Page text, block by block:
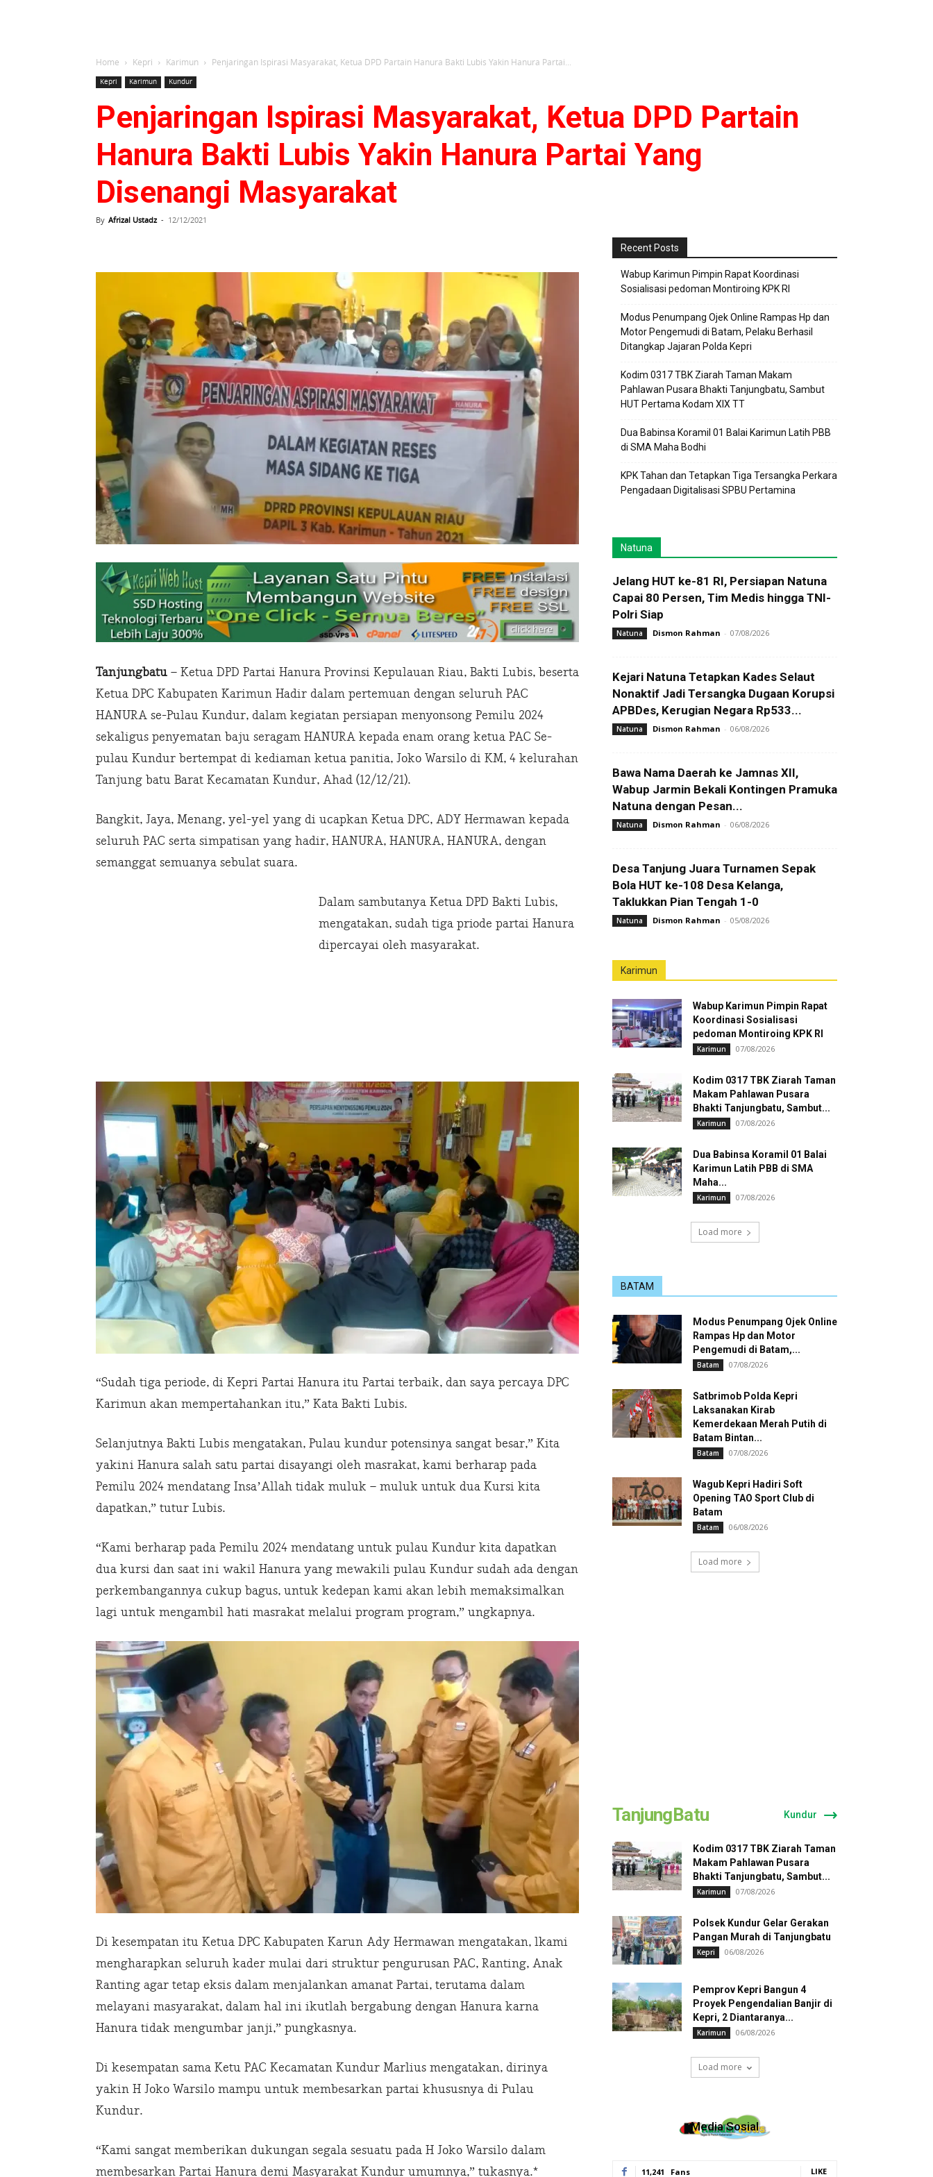
Home Kepri Karimun Penjaringan Ispirasi Masyarakat, Ketua DPD Partain Hanura Bakti Lubis Yakin Hanura Partai...
Kepri Karimun Kundur
Penjaringan Ispirasi Masyarakat, Ketua DPD Partain
Hanura Bakti Lubis Yakin Hanura Partai Yang
Disenangi Masyarakat
By Afrizal Ustadz - 12/12/2021
Tanjungbatu – Ketua DPD Partai Hanura Provinsi Kepulauan Riau, Bakti Lubis, beserta
Ketua DPC Kabupaten Karimun Hadir dalam pertemuan dengan seluruh PAC
HANURA se-Pulau Kundur, dalam kegiatan persiapan menyonsong Pemilu 2024
sekaligus penyematan baju seragam HANURA kepada enam orang ketua PAC Se-
pulau Kundur bertempat di kediaman ketua panitia, Joko Warsilo di KM, 4 kelurahan
Tanjung batu Barat Kecamatan Kundur, Ahad (12/12/21).
Bangkit, Jaya, Menang, yel-yel yang di ucapkan Ketua DPC, ADY Hermawan kepada
seluruh PAC serta simpatisan yang hadir, HANURA, HANURA, HANURA, dengan
semanggat semuanya sebulat suara.
Dalam sambutanya Ketua DPD Bakti Lubis,
mengatakan, sudah tiga priode partai Hanura
dipercayai oleh masyarakat.
“Sudah tiga periode, di Kepri Partai Hanura itu Partai terbaik, dan saya percaya DPC
Karimun akan mempertahankan itu,” Kata Bakti Lubis.
Selanjutnya Bakti Lubis mengatakan, Pulau kundur potensinya sangat besar,” Kita
yakini Hanura salah satu partai disayangi oleh masrakat, kami berharap pada
Pemilu 2024 mendatang Insa’Allah tidak muluk – muluk untuk dua Kursi kita
dapatkan,” tutur Lubis.
“Kami berharap pada Pemilu 2024 mendatang untuk pulau Kundur kita dapatkan
dua kursi dan saat ini wakil Hanura yang mewakili pulau Kundur sudah ada dengan
perkembangannya cukup bagus, untuk kedepan kami akan lebih memaksimalkan
lagi untuk mengambil hati masrakat melalui program program,” ungkapnya.
Di kesempatan itu Ketua DPC Kabupaten Karun Ady Hermawan mengatakan, lkami
mengharapkan seluruh kader mulai dari struktur pengurusan PAC, Ranting, Anak
Ranting agar tetap eksis dalam menjalankan amanat Partai, terutama dalam
melayani masyarakat, dalam hal ini ikutlah bergabung dengan Hanura karna
Hanura tidak mengumbar janji,” pungkasnya.
Di kesempatan sama Ketu PAC Kecamatan Kundur Marlius mengatakan, dirinya
yakin H Joko Warsilo mampu untuk membesarkan partai khususnya di Pulau
Kundur.
“Kami sangat memberikan dukungan segala sesuatu pada H Joko Warsilo dalam
membesarkan Partai Hanura demi Masyarakat Kundur umumnya,” tukasnya.*
Recent Posts
Wabup Karimun Pimpin Rapat Koordinasi
Sosialisasi pedoman Montiroing KPK RI
Modus Penumpang Ojek Online Rampas Hp dan
Motor Pengemudi di Batam, Pelaku Berhasil
Ditangkap Jajaran Polda Kepri
Kodim 0317 TBK Ziarah Taman Makam
Pahlawan Pusara Bhakti Tanjungbatu, Sambut
HUT Pertama Kodam XIX TT
Dua Babinsa Koramil 01 Balai Karimun Latih PBB
di SMA Maha Bodhi
KPK Tahan dan Tetapkan Tiga Tersangka Perkara
Pengadaan Digitalisasi SPBU Pertamina
Natuna
Jelang HUT ke-81 RI, Persiapan Natuna
Capai 80 Persen, Tim Medis hingga TNI-
Polri Siap
Natuna Dismon Rahman - 07/08/2026
Kejari Natuna Tetapkan Kades Selaut
Nonaktif Jadi Tersangka Dugaan Korupsi
APBDes, Kerugian Negara Rp533...
Natuna Dismon Rahman - 06/08/2026
Bawa Nama Daerah ke Jamnas XII,
Wabup Jarmin Bekali Kontingen Pramuka
Natuna dengan Pesan...
Natuna Dismon Rahman - 06/08/2026
Desa Tanjung Juara Turnamen Sepak
Bola HUT ke-108 Desa Kelanga,
Taklukkan Pian Tengah 1-0
Natuna Dismon Rahman - 05/08/2026
Karimun
Wabup Karimun Pimpin Rapat
Koordinasi Sosialisasi
pedoman Montiroing KPK RI
Karimun 07/08/2026
Kodim 0317 TBK Ziarah Taman
Makam Pahlawan Pusara
Bhakti Tanjungbatu, Sambut...
Karimun 07/08/2026
Dua Babinsa Koramil 01 Balai
Karimun Latih PBB di SMA
Maha...
Karimun 07/08/2026
Load more
BATAM
Modus Penumpang Ojek Online
Rampas Hp dan Motor
Pengemudi di Batam,...
Batam 07/08/2026
Satbrimob Polda Kepri
Laksanakan Kirab
Kemerdekaan Merah Putih di
Batam Bintan...
Batam 07/08/2026
Wagub Kepri Hadiri Soft
Opening TAO Sport Club di
Batam
Batam 06/08/2026
Load more
TanjungBatu Kundur
Kodim 0317 TBK Ziarah Taman
Makam Pahlawan Pusara
Bhakti Tanjungbatu, Sambut...
Karimun 07/08/2026
Polsek Kundur Gelar Gerakan
Pangan Murah di Tanjungbatu
Kepri 06/08/2026
Pemprov Kepri Bangun 4
Proyek Pengendalian Banjir di
Kepri, 2 Diantaranya...
Karimun 06/08/2026
Load more
Media Sosial
11,241 Fans LIKE